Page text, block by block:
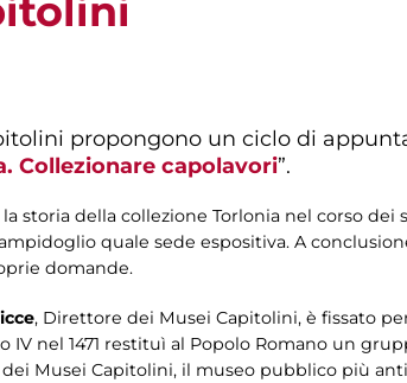
propongono un ciclo di
Collezionare capolavori”.
storia della collezione Torlonia nel corso dei
quale sede espositiva. A
domande.
, Direttore dei Musei Capitolini, è fissato
IV nel 1471 restituì al Popolo Romano un
Musei Capitolini, il museo pubblico più